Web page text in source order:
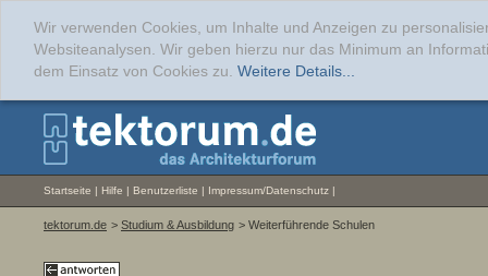
Wir verwenden Cookies, um Inhalte und Anzeigen zu
Websiteanalysen. Wir geben hierzu nur das Minimum an
dem Einsatz von Cookies zu. Weitere Details...
Startseite | Hilfe | Benutzerliste | Impressum/Datenschutz |
tektorum.de > Studium & Ausbildung > Weiterführende Schulen